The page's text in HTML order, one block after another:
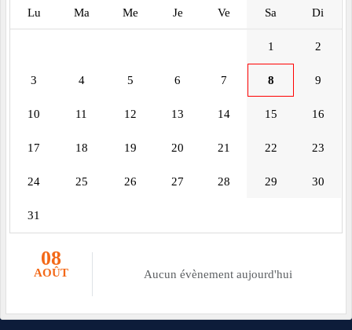
Lu Ma Me Je Ve Sa Di
1 2
3 4 5 6 7 8 9
10 11 12 13 14 15 16
17 18 19 20 21 22 23
24 25 26 27 28 29 30
31
08
AOÛT Aucun évènement aujourd'hui